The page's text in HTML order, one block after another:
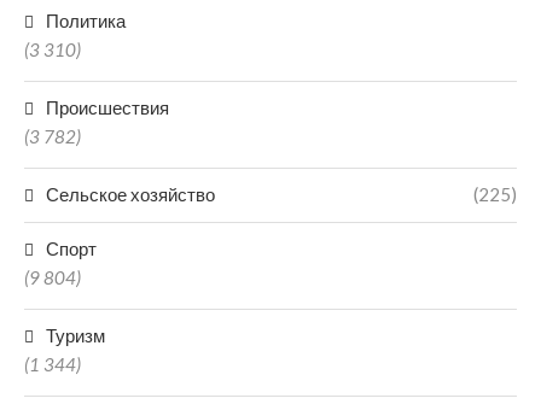
Политика
(3 310)
Происшествия
(3 782)
Сельское хозяйство (225)
Спорт
(9 804)
Туризм
(1 344)